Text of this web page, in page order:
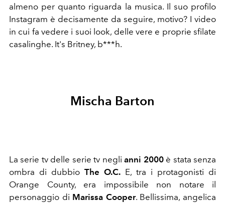
almeno per quanto riguarda la musica. Il suo profilo
Instagram è decisamente da seguire, motivo? I video
in cui fa vedere i suoi look, delle vere e proprie sfilate
casalinghe. It's Britney, b***h.
Mischa Barton
La serie tv delle serie tv negli anni 2000 è stata senza
ombra di dubbio The O.C. E, tra i protagonisti di
Orange County, era impossibile non notare il
personaggio di Marissa Cooper. Bellissima, angelica